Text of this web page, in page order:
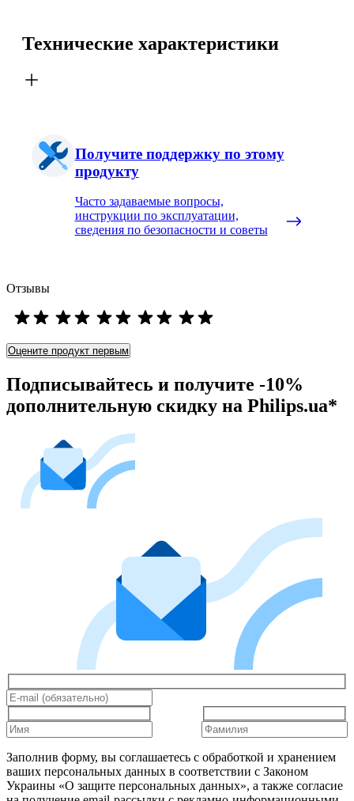
Технические характеристики
Получите поддержку по этому
продукту
Часто задаваемые вопросы,
инструкции по эксплуатации,
сведения по безопасности и советы
Отзывы
Оцените продукт первым
Подписывайтесь и получите -10%
дополнительную скидку на Philips.ua*
Заполнив форму, вы соглашаетесь с обработкой и хранением
ваших персональных данных в соответствии с Законом
Украины «О защите персональных данных», а также согласие